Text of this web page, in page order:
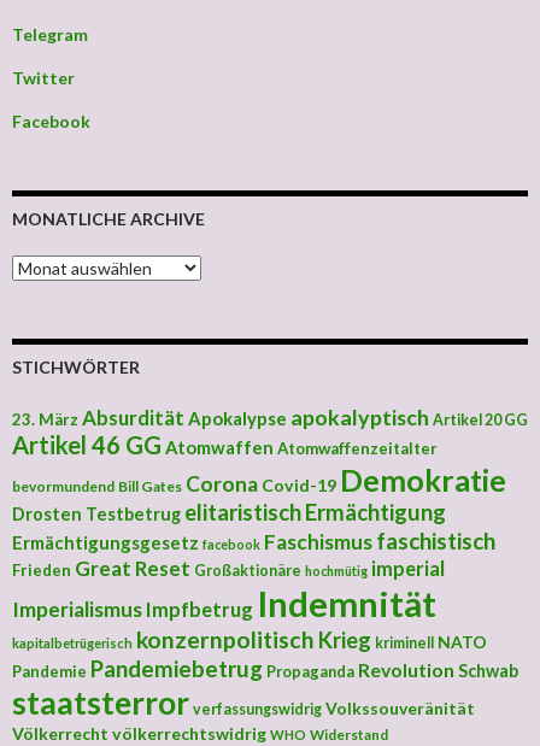
Telegram
Twitter
Facebook
MONATLICHE ARCHIVE
MONATLICHE ARCHIVE
STICHWÖRTER
23. März Absurdität Apokalypse apokalyptisch Artikel 20 GG
Artikel 46 GG Atomwaffen Atomwaffenzeitalter
bevormundend Bill Gates Corona Covid-19 Demokratie
Drosten Testbetrug elitaristischErmächtigung
Ermächtigungsgesetz facebook Faschismusfaschistisch
Frieden Great Reset Großaktionäre hochmütig imperial
Imperialismus Impfbetrug Indemnität
kapitalbetrügerisch konzernpolitisch Krieg kriminell
NATO
Pandemie Pandemiebetrug Propaganda Revolution Schwab
staatsterror verfassungswidrig Volkssouveränität
Völkerrecht völkerrechtswidrig WHO Widerstand